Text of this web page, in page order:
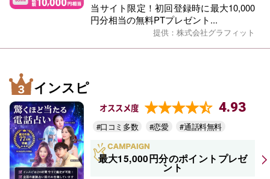
当サイト限定！初回登録時に最大10,000
円分相当の無料PTプレゼント...
提供：株式会社グラフィット
インスピ
オススメ度 4.93
#口コミ多数 #恋愛 #通話料無料
最大15,000円分のポイントプレゼ
ント